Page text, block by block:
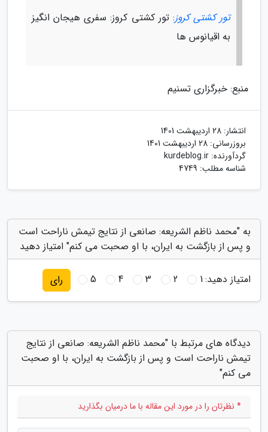
تور کشتی کروز: تور کشتی کروز: سفری هیجان انگیز
به اقیانوس ها
منبع: خبرگزاری تسنیم
انتشار: 28 اردیبهشت 1401
بروزرسانی: 28 اردیبهشت 1401
گردآورنده: kurdeblog.ir
شناسه مطلب: 4749
به "محمد ناظم الشریعه: صانعی از نتایج تیمش ناراحت است
و پس از بازگشت به ایران، با او صحبت می کنم" امتیاز دهید
امتیاز دهید:1
2
3
4
5 رای
دیدگاه های مرتبط با "محمد ناظم الشریعه: صانعی از نتایج
تیمش ناراحت است و پس از بازگشت به ایران، با او صحبت
می کنم"
* نظرتان را در مورد این مقاله با ما درمیان بگذارید